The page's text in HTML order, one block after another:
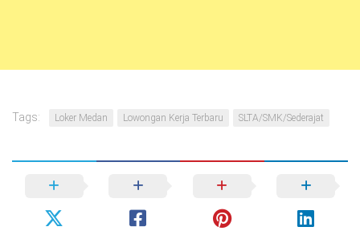
Tags: Loker Medan Lowongan Kerja Terbaru SLTA/SMK/Sederajat